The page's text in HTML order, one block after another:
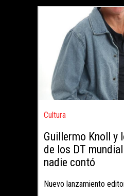
Cultura
Guillermo Knoll y
de los DT
nadie contó
Nuevo lanzamiento